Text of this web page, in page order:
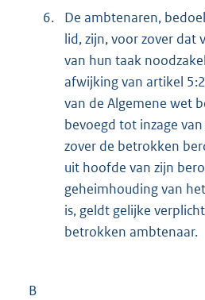
6.
De ambtenaren,
lid, zijn, voor zover dat
van hun taak
afwijking van artikel
van de Algemene wet
bevoegd tot inzage
zover de betrokken
uit hoofde van zijn
geheimhouding van
is, geldt gelijke
betrokken ambtenaar.
B